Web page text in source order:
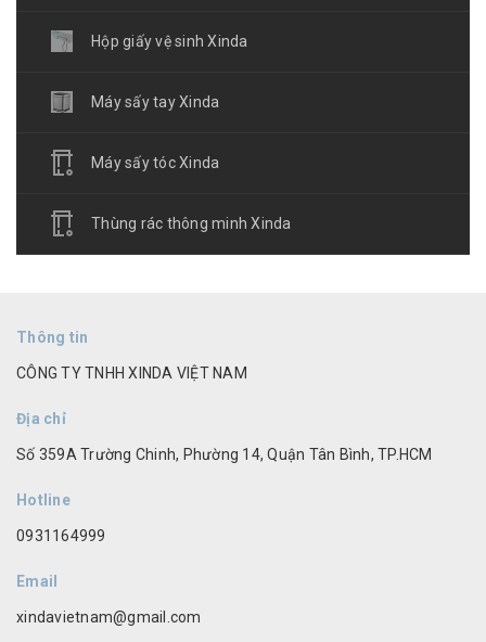
Hộp giấy vệ sinh Xinda
Máy sấy tay Xinda
Máy sấy tóc Xinda
Thùng rác thông minh Xinda
Thông tin
CÔNG TY TNHH XINDA VIỆT NAM
Địa chỉ
Số 359A Trường Chinh, Phường 14, Quận Tân Bình, TP.HCM
Hotline
0931164999
Email
xindavietnam@gmail.com